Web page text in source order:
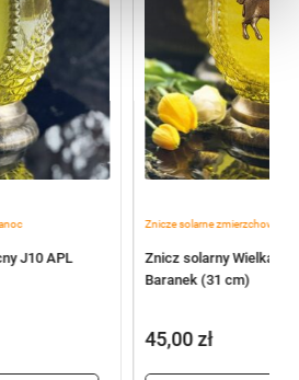
J10 APL
Znicze solarne zmierzchowe
Znicz solarny
Baranek (31 cm)
45,00zł